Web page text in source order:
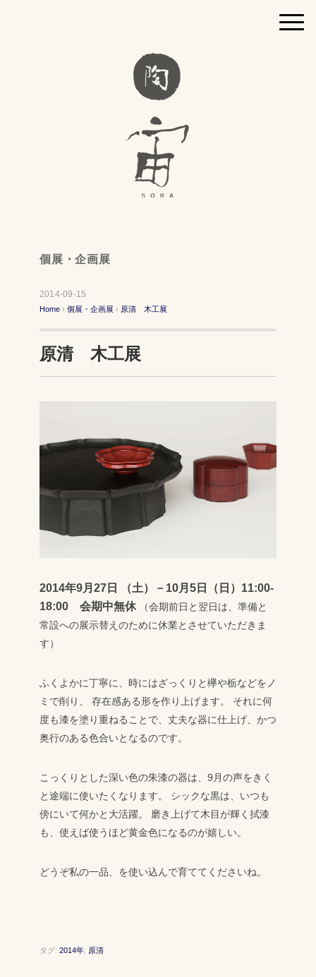
個展・企画展
2014-09-15
Home › 個展・企画展 › 原清 木工展
原清 木工展
2014年9月27日 （土）－10月5日（日）11:00-
18:00 会期中無休（会期前日と翌日は、準備と
常設への展示替えのために休業とさせていただきま
す）
ふくよかに丁寧に、時にはざっくりと欅や栃などをノ
ミで削り、
存在感ある形を作り上げます。
それに何
度も漆を塗り重ねることで、丈夫な器に仕上げ、かつ
奥行のある色合いとなるのです。
こっくりとした深い色の朱漆の器は、9月の声をきく
と途端に使いたくなります。
シックな黒は、いつも
傍にいて何かと大活躍。
磨き上げて木目が輝く拭漆
も、使えば使うほど黄金色になるのが嬉しい。
どうぞ私の一品、を使い込んで育ててくださいね。
タグ: 2014年, 原清